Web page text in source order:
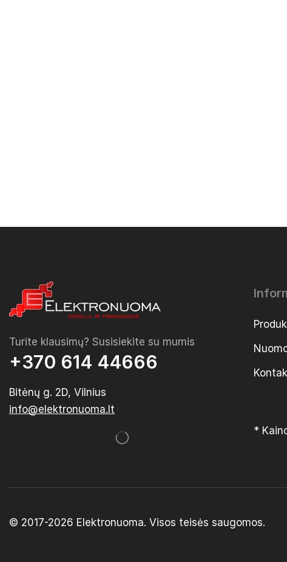
Turite klausimų? Susisiekite su mumis
+370 614 44666
Bitėnų g. 2D, Vilnius
info@elektronuoma.lt
*
© 2017-2026 Elektronuoma. Visos teisės saugomos.